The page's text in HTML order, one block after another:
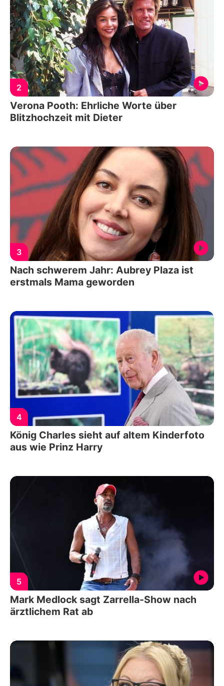
2
Verona Pooth: Ehrliche Worte über
Blitzhochzeit mit Dieter
3
Nach schwerem Jahr: Aubrey Plaza ist
erstmals Mama geworden
4
König Charles sieht auf altem Kinderfoto
aus wie Prinz Harry
5
Mark Medlock sagt Zarrella-Show nach
ärztlichem Rat ab